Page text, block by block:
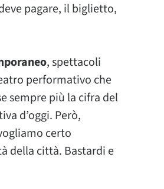
pagare, il biglietto,
, spettacoli
performativo che
sempre più la cifra del
d’oggi. Però,
certo
della città. Bastardi e